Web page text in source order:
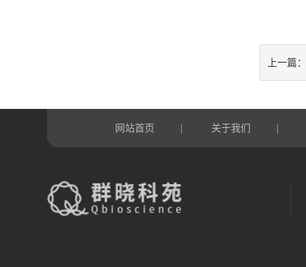
上一篇：
网站首页 关于我们